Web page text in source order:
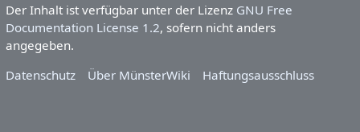
Der Inhalt ist verfügbar unter der Lizenz GNU Free
Documentation License 1.2, sofern nicht anders
angegeben.
Datenschutz
Über MünsterWiki Haftungsausschluss